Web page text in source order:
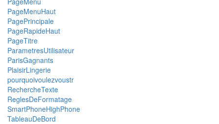
PageMenuHaut
PagePrincipale
PageRapideHaut
PageTitre
ParametresUtilisateur
ParisGagnants
PlaisirLingerie
pourquoivoulezvoustr
RechercheTexte
ReglesDeFormatage
SmartPhoneHighPhone
TableauDeBord